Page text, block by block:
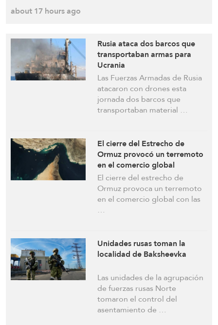
about 17 hours ago
Rusia ataca dos barcos que
transportaban armas para
Ucrania
Las Fuerzas Armadas de Rusia
atacaron con drones esta
jornada dos barcos que
transportaban material …
El cierre del Estrecho de
Ormuz provocó un terremoto
en el comercio global
El cierre del estrecho de
Ormuz provoca un terremoto
en el comercio global con las
…
Unidades rusas toman la
localidad de Baksheevka
Las unidades de la agrupación
de fuerzas rusas Norte
tomaron el control del
asentamiento de …